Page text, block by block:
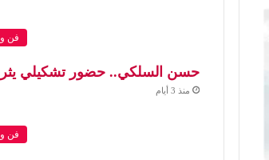
فن
حسن السلكي.. حضور تشكيلي
منذ 3 أيام
فن